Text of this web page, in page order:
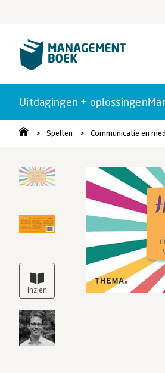
Uitdagingen + oplossingen
Spellen Communicatie en